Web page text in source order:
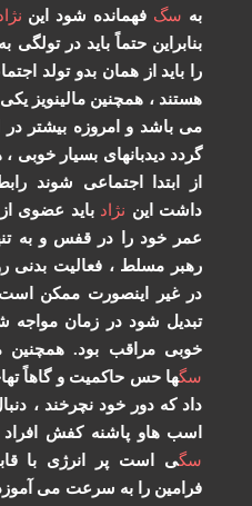
به سگ فهمانده شود این
بنابراین حتماً باید در
را باید از همان بدو تولد
هستند ، همچنین مالینویز یکی
می باشد و امروزه بیشتر در
گردد دیدبانهای بسیار خوبی
از ابتدا اجتماعی شوند
داشت این نژاد باید عضوی از
عمر خود را در قفس و به
رهبر مسلط ، فعالیت بدنی
در غیر اینصورت ممکن
تبدیل شود در زمان مواجه
خوبی مراقب بود. همچنین
سگها حس حاکمیت و گاهاً
داد که دور خود نچرخند ،
اسب هاو پاشنه کفش افراد
سگی است پر انرژی با
فرامین را به سرعت می آموزد